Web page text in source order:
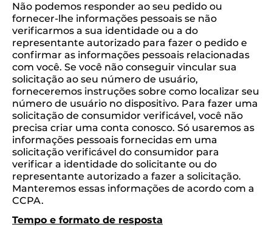
Não podemos responder ao seu pedido ou
fornecer-lhe informações pessoais se não
verificarmos a sua identidade ou a do
representante autorizado para fazer o pedido e
confirmar as informações pessoais relacionadas
com você. Se você não conseguir vincular sua
solicitação ao seu número de usuário,
forneceremos instruções sobre como localizar seu
número de usuário no dispositivo. Para fazer uma
solicitação de consumidor verificável, você não
precisa criar uma conta conosco. Só usaremos as
informações pessoais fornecidas em uma
solicitação verificável do consumidor para
verificar a identidade do solicitante ou do
representante autorizado a fazer a solicitação.
Manteremos essas informações de acordo com a
CCPA.
Tempo e formato de resposta